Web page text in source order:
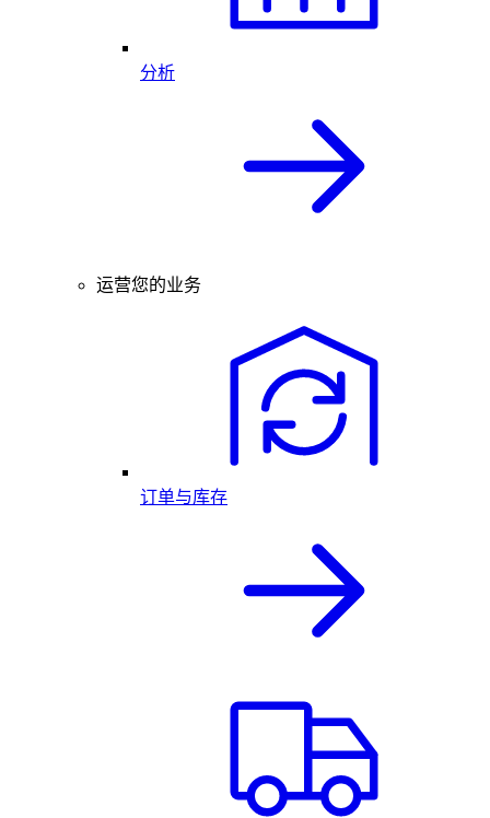
分析
运营您的业务
订单与库存